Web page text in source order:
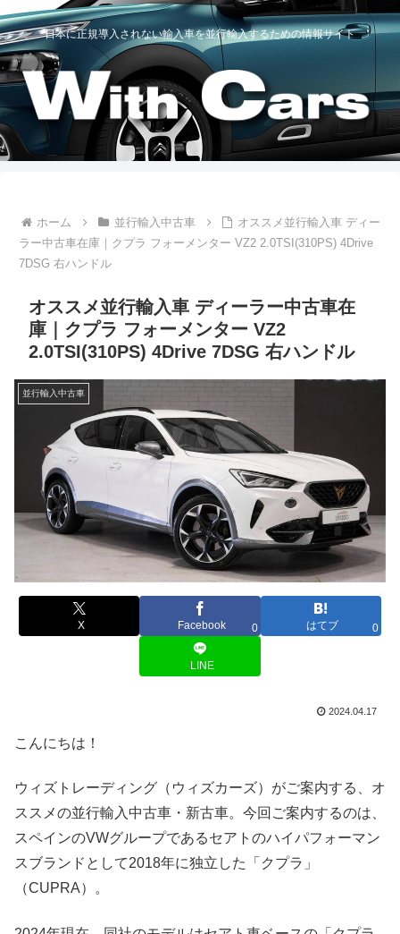
日本に正規導入されない輸入車を並行輸入するための情報サイト
ホーム 並行輸入中古車
オススメ並行輸入車 ディー
ラー中古車在庫｜クプラ フォーメンター VZ2 2.0TSI(310PS) 4Drive
7DSG 右ハンドル
オススメ並行輸入車 ディーラー中古車在
庫｜クプラ フォーメンター VZ2
2.0TSI(310PS) 4Drive 7DSG 右ハンドル
並行輸入中古車
X Facebook 0 はてブ 0
LINE
2024.04.17
こんにちは！
ウィズトレーディング（ウィズカーズ）がご案内する、オ
ススメの並行輸入中古車・新古車。今回ご案内するのは、
スペインのVWグループであるセアトのハイパフォーマン
スブランドとして2018年に独立した「クプラ」
（CUPRA）。